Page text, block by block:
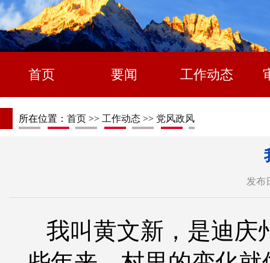
首页 要闻 工作动态
所在位置： 首页 >> 工作动态 >> 党风政风
发布
我叫黄文新，是迪庆